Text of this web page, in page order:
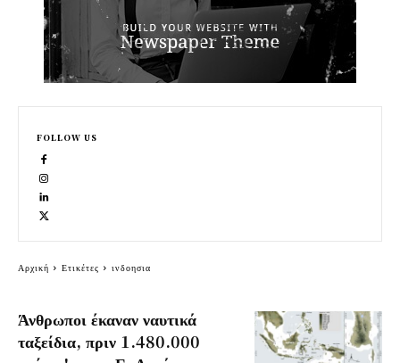
Άνθρωποι έκαναν ναυτικά
ταξείδια, πριν 1.480.000
FOLLOW US
Αρχική Ετικέτες ινδοησια